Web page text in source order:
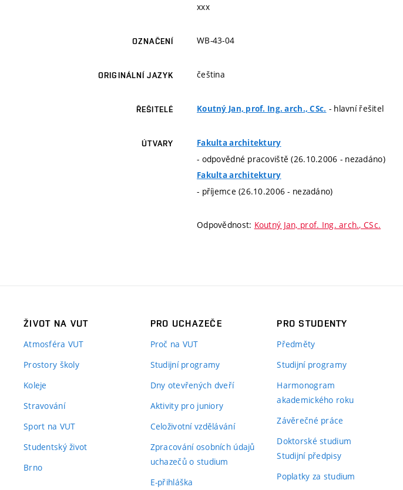
xxx
OZNAČENÍ WB-43-04
ORIGINÁLNÍ JAZYK čeština
ŘEŠITELÉ Koutný Jan, prof. Ing. arch., CSc. - hlavní řešitel
ÚTVARY Fakulta architektury
- odpovědné pracoviště (26.10.2006 - nezadáno)
Fakulta architektury
- příjemce (26.10.2006 - nezadáno)
Odpovědnost: Koutný Jan, prof. Ing. arch., CSc.
ŽIVOT NA VUT
Atmosféra VUT
Prostory školy
Koleje
Stravování
Sport na VUT
Studentský život
Brno
PRO UCHAZEČE
Proč na VUT
Studijní programy
Dny otevřených dveří
Aktivity pro juniory
Celoživotní vzdělávání
Zpracování osobních údajů
uchazečů o studium
E-přihláška
PRO STUDENTY
Předměty
Studijní programy
Harmonogram
akademického roku
Závěrečné práce
Doktorské studium
Studijní předpisy
Poplatky za studium